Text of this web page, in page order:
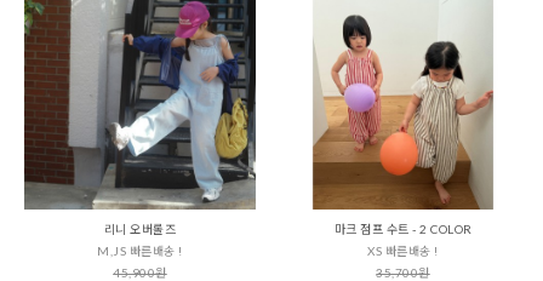
리니 오버롤즈
M,JS 빠른배송 !
45,900원
마크 점프 수트 - 2 COLOR
XS 빠른배송 !
35,700원